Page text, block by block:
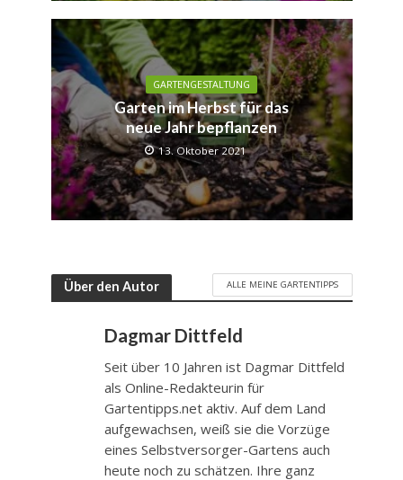
GARTENGESTALTUNG
Garten im Herbst für das
neue Jahr bepflanzen
13. Oktober 2021
Über den Autor ALLE MEINE GARTENTIPPS
Dagmar Dittfeld
Seit über 10 Jahren ist Dagmar Dittfeld
als Online-Redakteurin für
Gartentipps.net aktiv. Auf dem Land
aufgewachsen, weiß sie die Vorzüge
eines Selbstversorger-Gartens auch
heute noch zu schätzen. Ihre ganz